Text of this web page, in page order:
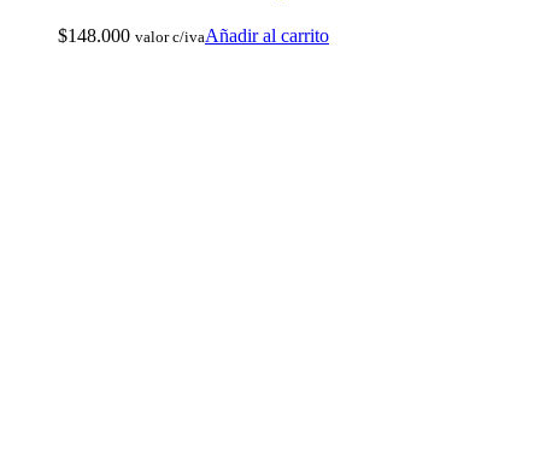
$148.000 valor c/ivaAñadir al carrito